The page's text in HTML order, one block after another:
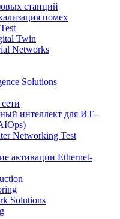
станций
помех
Twin
Networks
Solutions
интеллект для ИТ-
Networking Test
активации Ethernet-
Solutions